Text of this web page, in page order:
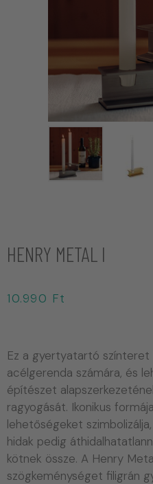
HENRY METAL I
10.990 Ft
Ez a gyertyatartó színteret
acélgerenda számára, és
építészet
ragyogását. Ikonikus
lehetőségeket
hidak pedig
kötnek össze. A Henry
szögkeménységet filigrán